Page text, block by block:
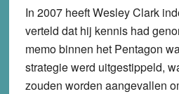
In 2007 heeft Wesley Clark
verteld dat hij kennis had
memo binnen het Pentagon
strategie werd uitgestippeld,
zouden worden aangevallen